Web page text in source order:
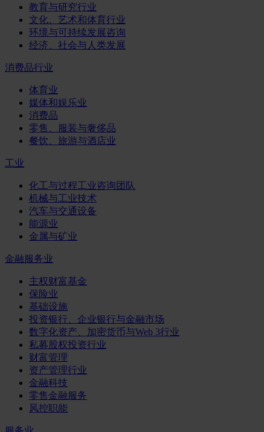
教育与研究行业
文化、艺术和体育行业
环境与可持续发展咨询
经济、社会与人类发展
消费品行业
体育业
媒体和娱乐业
消费品
零售、服装与奢侈品
餐饮、旅游与酒店业
工业
化工与过程工业咨询团队
机械与工业技术
汽车与交通设备
能源业
金属与矿业
金融服务业
主权财富基金
保险业
基础设施
投资银行、企业银行与金融市场
数字化资产、加密货币与Web 3行业
私募股权投资行业
财富管理
资产管理行业
金融科技
零售金融服务
风控职能